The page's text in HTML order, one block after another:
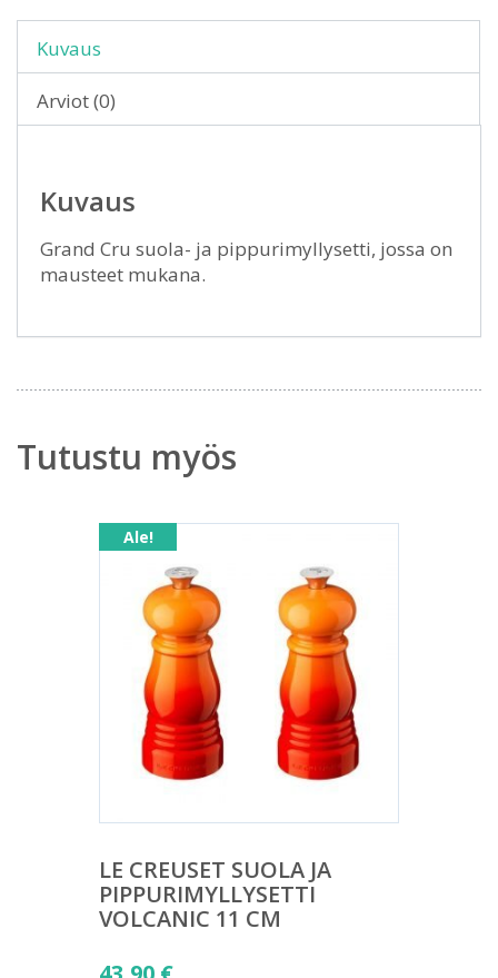
Kuvaus
Arviot (0)
Kuvaus
Grand Cru suola- ja pippurimyllysetti, jossa on
mausteet mukana.
Tutustu myös
Ale!
LE CREUSET SUOLA JA
PIPPURIMYLLYSETTI
VOLCANIC 11 CM
Alkuperäinen